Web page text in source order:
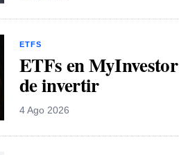
ETFS
ETFs en
de invertir
4 Ago 2026